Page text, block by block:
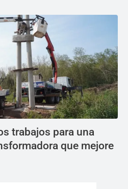
trabajos para una
que mejore